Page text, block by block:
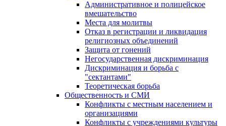
Административное и полицейское
вмешательство
Места для молитвы
Отказ в регистрации и ликвидация
религиозных объединений
Защита от гонений
Негосударственная дискриминация
Дискриминация и борьба с
"сектантами"
Теоретическая борьба
Общественность и СМИ
Конфликты с местным населением и
организациями
Конфликты с учреждениями культуры